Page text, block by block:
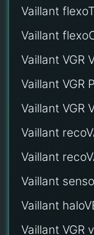
Vaillant
Vaillant
Vaillant VGR
Vaillant VGR
Vaillant VGR
Vaillant
Vaillant
Vaillant
Vaillant
Vaillant VGR